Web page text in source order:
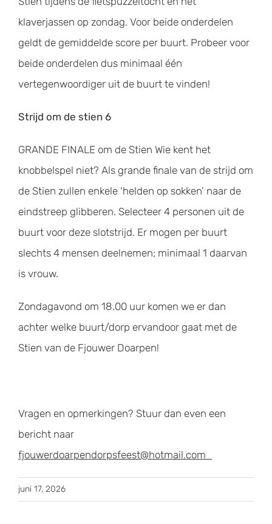
klaverjassen op zondag. Voor beide onderdelen
geldt de gemiddelde score per buurt. Probeer voor
beide onderdelen dus minimaal één
vertegenwoordiger uit de buurt te vinden!
Strijd om de stien 6
GRANDE FINALE om de Stien Wie kent het
knobbelspel niet? Als grande finale van de strijd om
de Stien zullen enkele ‘helden op sokken’ naar de
eindstreep glibberen. Selecteer 4 personen uit de
buurt voor deze slotstrijd. Er mogen per buurt
slechts 4 mensen deelnemen; minimaal 1 daarvan
is vrouw.
Zondagavond om 18.00 uur komen we er dan
achter welke buurt/dorp ervandoor gaat met de
Stien van de Fjouwer Doarpen!
Vragen en opmerkingen? Stuur dan even een
bericht naar
fjouwerdoarpendorpsfeest@hotmail.com
juni 17, 2026